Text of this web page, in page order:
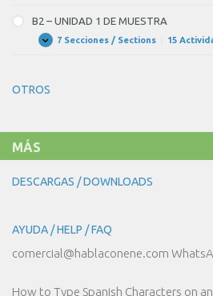
UNIDAD
1
DE
MUESTRA
B2 – UNIDAD 1 DE MUESTRA
Expandir
B2
DE
7 Secciones / Sections 15
OTROS
MÁS
DESCARGAS / DOWNLOADS
AYUDA / HELP / FAQ
comercial@hablaconene.com
How to Type Spanish Characters on